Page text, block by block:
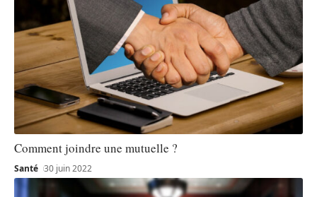
Comment joindre une mutuelle ?
Santé 30 juin 2022